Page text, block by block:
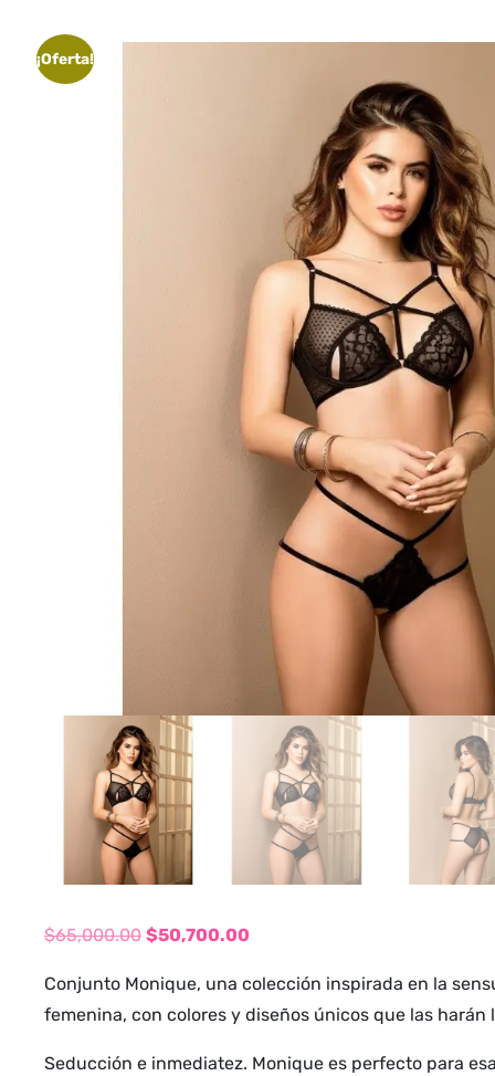
¡Oferta!
$65,000.00
precio
original
era:
$50,700.00
precio
actual
es:
Conjunto Monique, una colección inspirada en la
femenina, con colores y diseños únicos que las harán
Seducción e inmediatez. Monique es perfecto para